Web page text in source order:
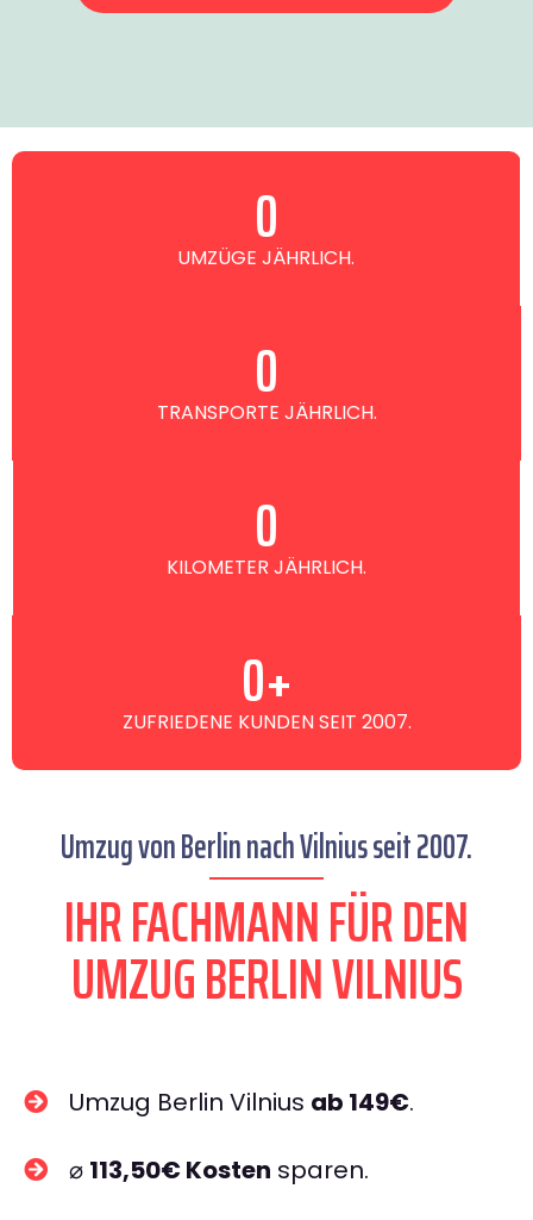
UMZÜGE JÄHRLICH.
0
TRANSPORTE JÄHRLICH.
0
KILOMETER JÄHRLICH.
0
ZUFRIEDENE KUNDEN SEIT 2007.
0+
Umzug von Berlin nach Vilnius seit 2007.
IHR FACHMANN FÜR DEN
UMZUG BERLIN VILNIUS
Umzug Berlin Vilnius ab 149€.
⌀ 113,50€ Kosten sparen.